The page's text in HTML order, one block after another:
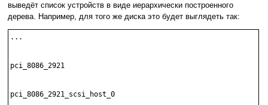
выведёт список устройств в виде иерархически построенного
дерева. Например, для того же диска это будет выглядеть так:
...
pci_8086_2921
pci_8086_2921_scsi_host_0